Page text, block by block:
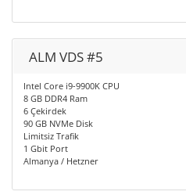
ALM VDS #5
Intel Core i9-9900K CPU
8 GB DDR4 Ram
6 Çekirdek
90 GB NVMe Disk
Limitsiz Trafik
1 Gbit Port
Almanya / Hetzner